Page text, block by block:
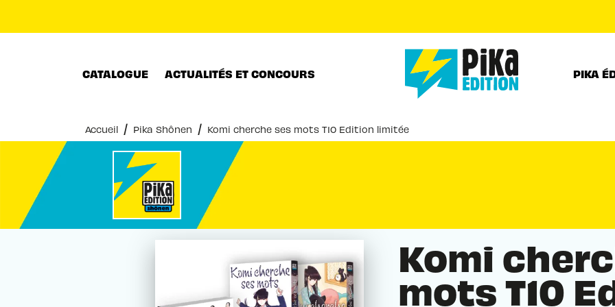
CATALOGUE ACTUALITÉS ET CONCOURS PIKA
Accueil / Pika Shônen / Komi cherche ses mots T10 Edition limitée
Komi
mots T10